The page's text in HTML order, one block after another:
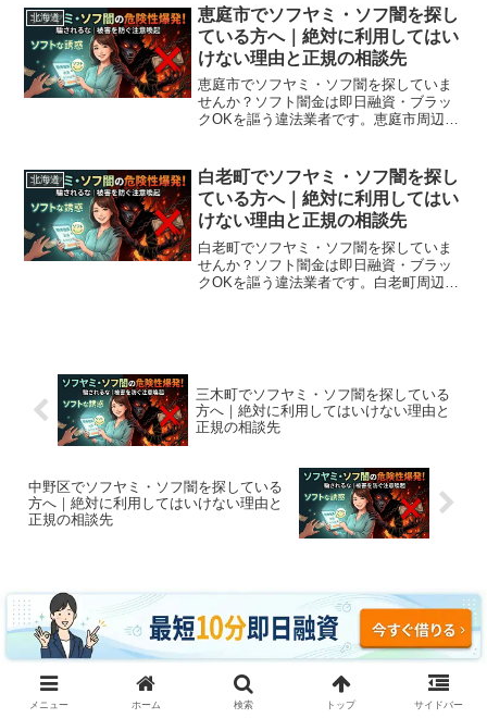
読みください。
北海道
恵庭市でソフヤミ・ソフ闇を探し
ている方へ｜絶対に利用してはい
けない理由と正規の相談先
恵庭市でソフヤミ・ソフ闇を探していま
せんか？ソフト闇金は即日融資・ブラッ
クOKを謳う違法業者です。恵庭市周辺で
読みください。
北海道
白老町でソフヤミ・ソフ闇を探し
ている方へ｜絶対に利用してはい
けない理由と正規の相談先
白老町でソフヤミ・ソフ闇を探していま
せんか？ソフト闇金は即日融資・ブラッ
クOKを謳う違法業者です。白老町周辺で
三木町でソフヤミ・ソフ闇を探している
方へ｜絶対に利用してはいけない理由と
正規の相談先
中野区でソフヤミ・ソフ闇を探している
方へ｜絶対に利用してはいけない理由と
正規の相談先
コメント
コメントを書き込む
メニュー ホーム 検索 トップ サイドバー